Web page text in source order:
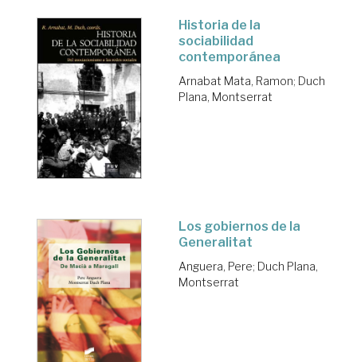
Historia de la
sociabilidad
contemporánea
Arnabat Mata, Ramon; Duch
Plana, Montserrat
Los gobiernos de la
Generalitat
Anguera, Pere; Duch Plana,
Montserrat